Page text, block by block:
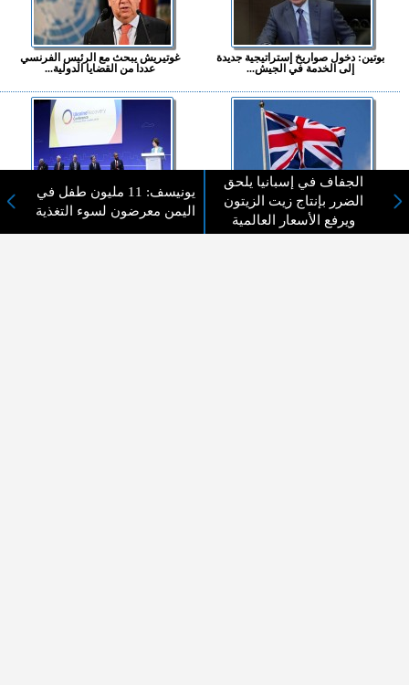
بوتين: دخول صواريخ إستراتيجية جديدة
إلى الخدمة في الجيش...
غوتيريش يبحث مع الرئيس الفرنسي
عددا من القضايا الدولية...
القبض على رجل طعن شخصين في
أحد مستشفيات لندن...
تعهدات دولية بمليارات الدولارات لإعادة
إعمار أوكرانيا...
الجفاف في إسبانيا يلحق
الضرر بإنتاج زيت الزيتون
ويرفع الأسعار العالمية
يونيسف: 11 مليون طفل في
اليمن معرضون لسوء التغذية